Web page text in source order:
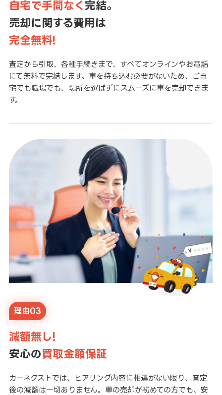
自宅で手間なく 完結。
売却に関する費用は
完全無料!
査定から引取、各種手続きまで、すべてオンラインやお電話
にて無料で完結します。車を持ち込む必要がないため、ご自
宅でも職場でも、場所を選ばずにスムーズに車を売却できま
す。
理由03
減額無し!
安心の買取金額保証
カーネクストでは、ヒアリング内容に相違がない限り、査定
後の減額は一切ありません。車の売却が初めての方でも、安